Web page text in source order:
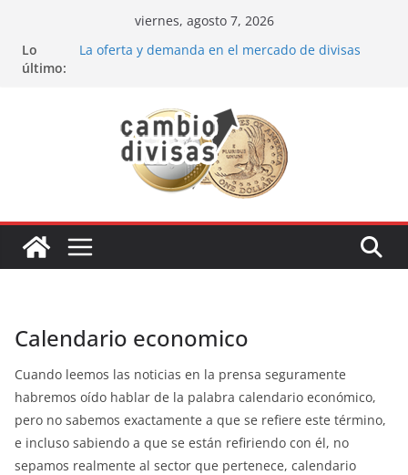
contenido
viernes, agosto 7, 2026
Lo
último:
La oferta y demanda en el mercado de divisas
Oportunidades de inversión en el sector petrolero
en 2024
Los bancos más recomendados para invertir en
Estrategia de los soldados Forex
Calendario economico
Cuando leemos las noticias en la prensa seguramente
habremos oído hablar de la palabra calendario económico,
pero no sabemos exactamente a que se refiere este término,
e incluso sabiendo a que se están refiriendo con él, no
sepamos realmente al sector que pertenece, calendario